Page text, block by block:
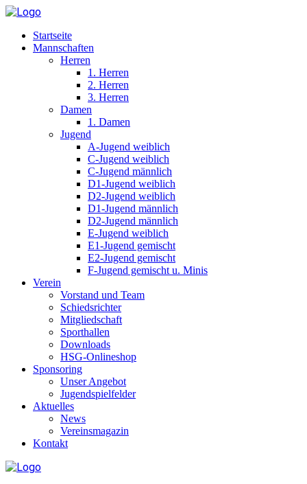
Startseite
Mannschaften
Herren
1. Herren
2. Herren
3. Herren
Damen
1. Damen
Jugend
A-Jugend weiblich
C-Jugend weiblich
C-Jugend männlich
D1-Jugend weiblich
D2-Jugend weiblich
D1-Jugend männlich
D2-Jugend männlich
E-Jugend weiblich
E1-Jugend gemischt
E2-Jugend gemischt
F-Jugend gemischt u. Minis
Verein
Vorstand und Team
Schiedsrichter
Mitgliedschaft
Sporthallen
Downloads
HSG-Onlineshop
Sponsoring
Unser Angebot
Jugendspielfelder
Aktuelles
News
Vereinsmagazin
Kontakt